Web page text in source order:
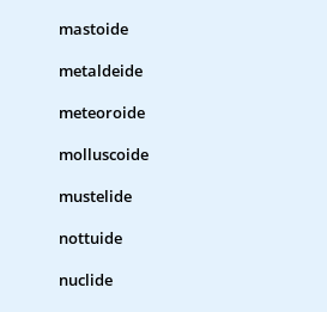
mastoide
metaldeide
meteoroide
molluscoide
mustelide
nottuide
nuclide